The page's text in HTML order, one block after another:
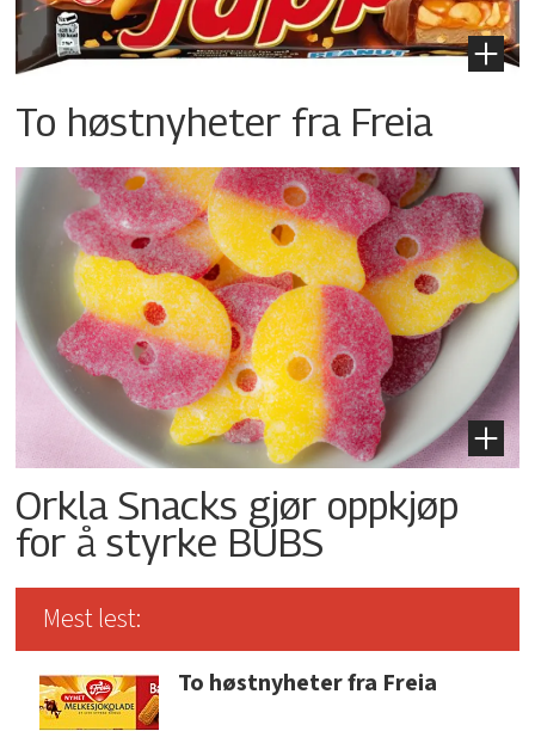
To høstnyheter fra Freia
Orkla Snacks gjør oppkjøp
for å styrke BUBS
Mest lest:
To høstnyheter fra Freia